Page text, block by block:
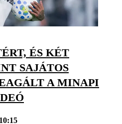
ÉS KÉT
SAJÁTOS
A MINAPI